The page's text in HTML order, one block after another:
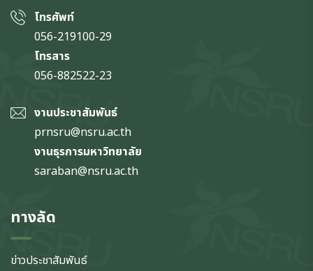
โทรศัพท์
056-219100-29
โทรสาร
056-882522-23
งานประชาสัมพันธ์
prnsru@nsru.ac.th
งานธุรการมหาวิทยาลัย
saraban@nsru.ac.th
ทางลัด
ข่าวประชาสัมพันธ์